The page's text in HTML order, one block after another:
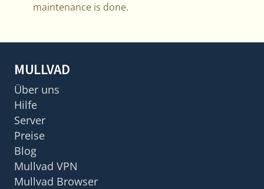
maintenance is done.
MULLVAD
Über uns
Hilfe
Server
Preise
Blog
Mullvad VPN
Mullvad Browser